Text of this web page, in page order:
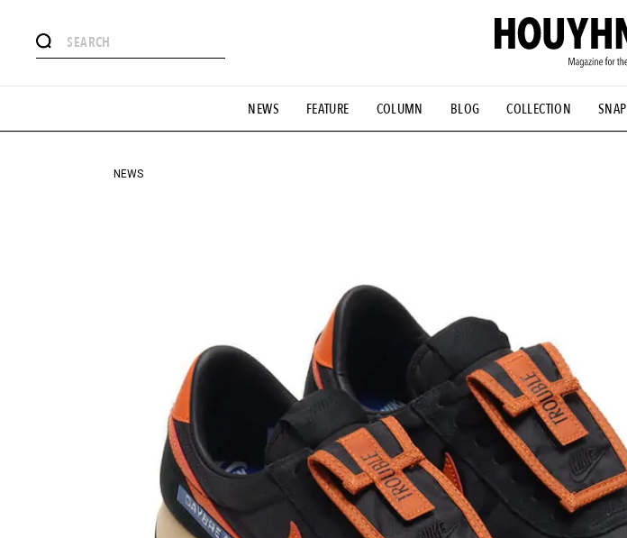
NEWS FEATURE COLUMN BLOG COLLECTION SNAP
#憧れの逸品 #ESSENTIAL DESIGNS #古着サミット #NEW VINTAGE
#GH 銘品の所以 #フイナムのYouTube #Commune H #FOCUS IT #AH.H #ととけん
#HANDSOME HANDBOOK
NEWS